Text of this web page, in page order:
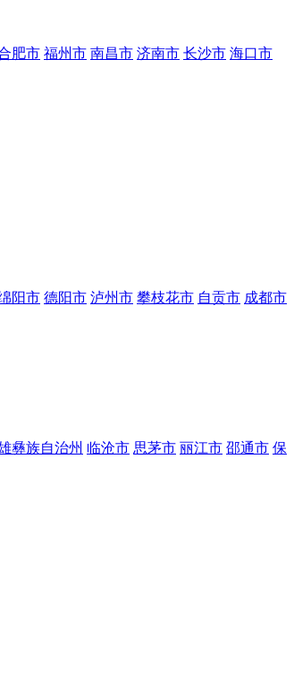
肥市 福州市 南昌市 济南市 长沙市 海口市
阳市 德阳市 泸州市 攀枝花市 自贡市 成都市
彝族自治州 临沧市 思茅市 丽江市 邵通市 保